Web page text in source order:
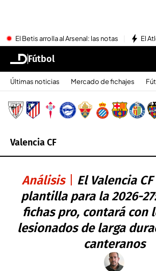
El Betis arrolla al Arsenal: las notas El
Fútbol
Últimas noticias Mercado de fichajes
Valencia CF
Análisis
El Valencia
plantilla para la 2026-
fichas pro, contará con
lesionados de larga
canteranos